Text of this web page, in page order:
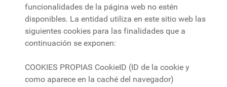
funcionalidades de la página web no estén
disponibles. La entidad utiliza en este sitio web las
siguientes cookies para las finalidades que a
continuación se exponen:
COOKIES PROPIAS CookieID (ID de la cookie y
como aparece en la caché del navegador)